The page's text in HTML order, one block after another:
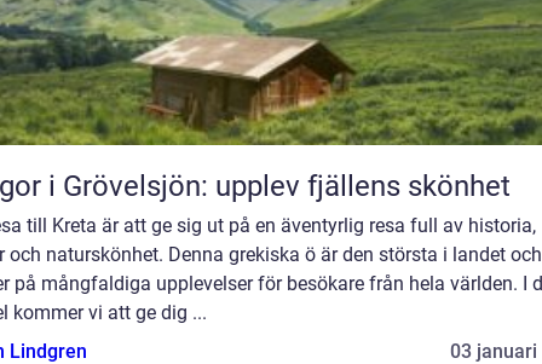
i Grövelsjön: upplev fjällens skönhet
till Kreta är att ge sig ut på en äventyrlig resa full av historia,
och naturskönhet. Denna grekiska ö är den största i landet och
på mångfaldiga upplevelser för besökare från hela världen. I
kommer vi att ge dig ...
Lindgren
03 januari